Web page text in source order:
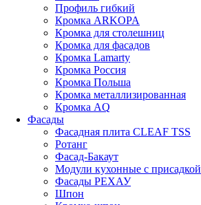
Профиль гибкий
Кромка ARKOPA
Кромка для столешниц
Кромка для фасадов
Кромка Lamarty
Кромка Россия
Кромка Польша
Кромка металлизированная
Кромка AQ
Фасады
Фасадная плита CLEAF TSS
Ротанг
Фасад-Бакаут
Модули кухонные с присадкой
Фасады РЕХАУ
Шпон